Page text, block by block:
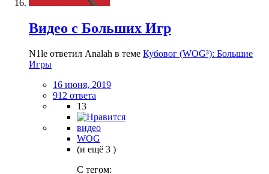
Видео с Больших Игр
N1le ответил Analah в теме Кубовог (WOG³): Большие
Игры
16 июня, 2019
912 ответа
13
видео
WOG
(и ещё 3 )
C тегом: